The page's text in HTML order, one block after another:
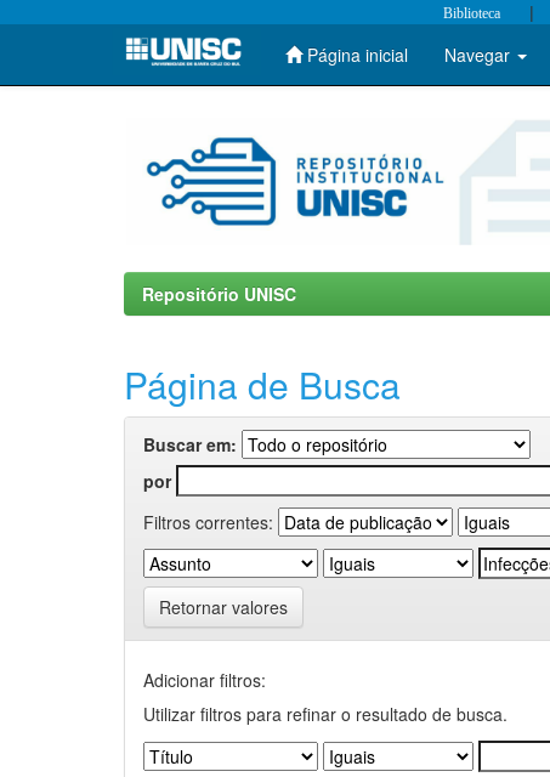
Skip
Biblioteca |
Página inicial Navegar
Repositório UNISC
Página de Busca
Buscar em:
por
Filtros correntes:
Retornar valores
Adicionar filtros:
Utilizar filtros para refinar o resultado de busca.